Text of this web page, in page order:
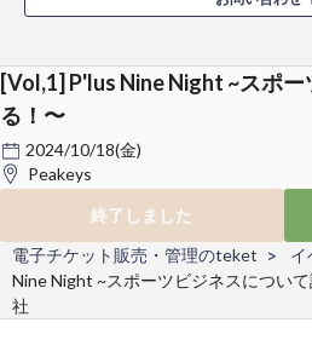
[Vol,1] P'lus Nine Night ~スポ
る！〜
2024/10/18(金)
Peakeys
終了しました
電子チケット販売・管理のteket イ
Nine Night ~スポーツビジネスについ
社